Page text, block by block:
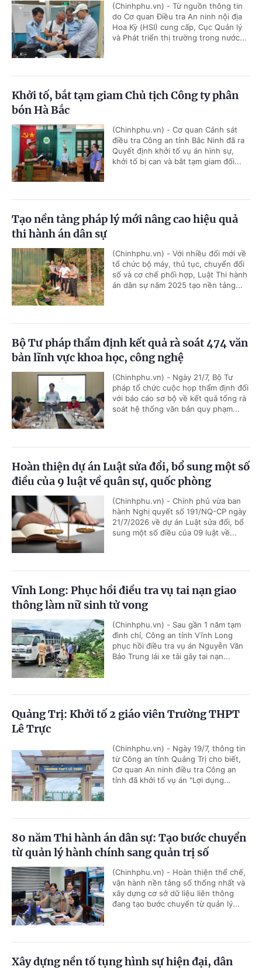
(Chinhphu.vn) - Từ nguồn thông tin
do Cơ quan Điều tra An ninh nội địa
Hoa Kỳ (HSI) cung cấp, Cục Quản lý
và Phát triển thị trường trong nước...
Khởi tố, bắt tạm giam Chủ tịch Công ty phân
bón Hà Bắc
(Chinhphu.vn) - Cơ quan Cảnh sát
điều tra Công an tỉnh Bắc Ninh đã ra
Quyết định khởi tố vụ án hình sự,
khởi tố bị can và bắt tạm giam đối...
Tạo nền tảng pháp lý mới nâng cao hiệu quả
thi hành án dân sự
(Chinhphu.vn) - Với nhiều đổi mới về
tổ chức bộ máy, thủ tục, chuyển đổi
số và cơ chế phối hợp, Luật Thi hành
án dân sự năm 2025 tạo nền tảng...
Bộ Tư pháp thẩm định kết quả rà soát 474 văn
bản lĩnh vực khoa học, công nghệ
(Chinhphu.vn) - Ngày 21/7, Bộ Tư
pháp tổ chức cuộc họp thẩm định đối
với báo cáo sơ bộ về kết quả tổng rà
soát hệ thống văn bản quy phạm...
Hoàn thiện dự án Luật sửa đổi, bổ sung một số
điều của 9 luật về quân sự, quốc phòng
(Chinhphu.vn) - Chính phủ vừa ban
hành Nghị quyết số 191/NQ-CP ngày
21/7/2026 về dự án Luật sửa đổi, bổ
sung một số điều của 09 luật về...
Vĩnh Long: Phục hồi điều tra vụ tai nạn giao
thông làm nữ sinh tử vong
(Chinhphu.vn) - Sau gần 1 năm tạm
đình chỉ, Công an tỉnh Vĩnh Long
phục hồi điều tra vụ án Nguyễn Văn
Bảo Trung lái xe tải gây tai nạn...
Quảng Trị: Khởi tố 2 giáo viên Trường THPT
Lê Trực
(Chinhphu.vn) - Ngày 19/7, thông tin
từ Công an tỉnh Quảng Trị cho biết,
Cơ quan An ninh điều tra Công an
tỉnh đã khởi tố vụ án "Lợi dụng...
80 năm Thi hành án dân sự: Tạo bước chuyển
từ quản lý hành chính sang quản trị số
(Chinhphu.vn) - Hoàn thiện thể chế,
vận hành nền tảng số thống nhất và
xây dựng cơ sở dữ liệu liên thông
đang tạo bước chuyển từ quản lý...
Xây dựng nền tố tụng hình sự hiện đại, dân